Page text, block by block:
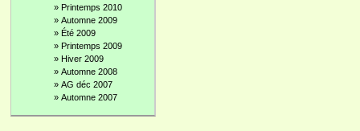
» Printemps 2010
» Automne 2009
» Été 2009
» Printemps 2009
» Hiver 2009
» Automne 2008
» AG déc 2007
» Automne 2007